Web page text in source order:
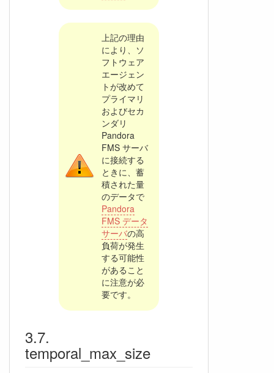
上記の理由
により、ソ
フトウェア
エージェン
トが改めて
プライマリ
およびセカ
ンダリ
Pandora
FMS サーバ
に接続する
ときに、蓄
積された量
のデータで
Pandora
FMS データ
サーバの高
負荷が発生
する可能性
があること
に注意が必
要です。
temporal_max_size